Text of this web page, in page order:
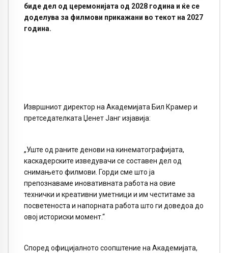
биде дел од церемонијата од 2028 година и ќе се
доделува за филмови прикажани во текот на 2027
година.
Извршниот директор на Академијата Бил Крамер и
претседателката Џенет Јанг изјавија:
„Уште од раните денови на кинематографијата,
каскадерските изведувачи се составен дел од
снимањето филмови. Горди сме што ја
препознаваме иновативната работа на овие
технички и креативни уметници и им честитаме за
посветеноста и напорната работа што ги доведоа до
овој историски момент.“
Според официјалното соопштение на Академијата,